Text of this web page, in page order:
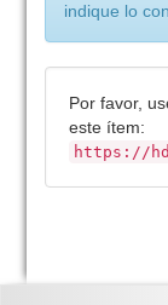
indique lo
Por favor,
este ítem:
https://